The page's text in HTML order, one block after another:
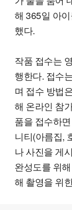
해 365일 아
했다.
작품 접수는
행한다. 접수
며 접수 방법
해 온라인 참
품을 접수하
니티(아름집,
나 사진을 게
완성도를 위
해 촬영을 위